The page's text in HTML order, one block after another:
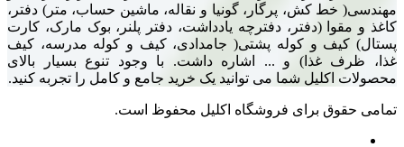
کش، پرگار، گونیا و نقاله، ماشین حساب، متر) دفتر،
(دفتر، دفترچه یادداشت، دفتر پلنر، بوک مارک، کارت
و کوله پشتی( جامدادی، کیف و کوله مدرسه، کیف
و ... اشاره داشت. با وجود تنوع بسیار بالای
شما می توانید یک خرید جامع و کامل را تجربه کنید.
برای فروشگاه اکلیل محفوظ است.